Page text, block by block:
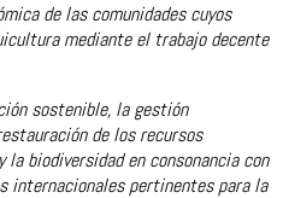
de las comunidades cuyos
mediante el trabajo decente
sostenible, la gestión
de los recursos
biodiversidad en consonancia con
internacionales pertinentes para la